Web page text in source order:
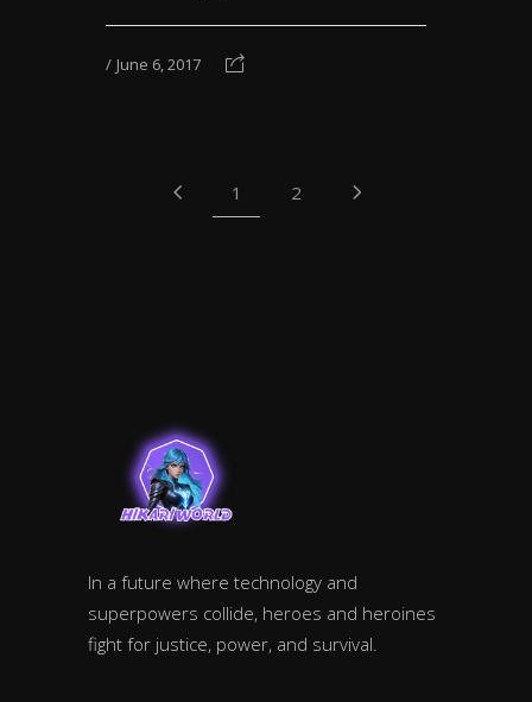
June 6, 2017
1 2
In a future where technology and
superpowers collide, heroes and heroines
fight for justice, power, and survival.